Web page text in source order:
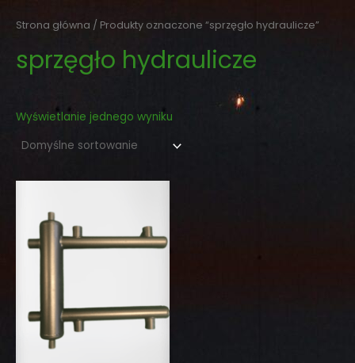
Strona główna / Produkty oznaczone “sprzęgło hydraulicze”
sprzęgło hydraulicze
Wyświetlanie jednego wyniku